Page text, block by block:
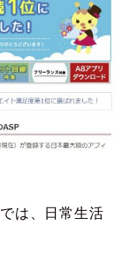
では、日常生活